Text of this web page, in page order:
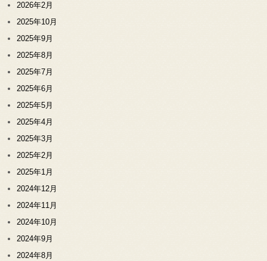
2026年2月
2025年10月
2025年9月
2025年8月
2025年7月
2025年6月
2025年5月
2025年4月
2025年3月
2025年2月
2025年1月
2024年12月
2024年11月
2024年10月
2024年9月
2024年8月